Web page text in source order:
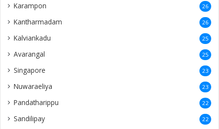
Karampon 26
Kantharmadam 26
Kalviankadu 25
Avarangal 25
Singapore 23
Nuwaraeliya 23
Pandatharippu 22
Sandilipay 22